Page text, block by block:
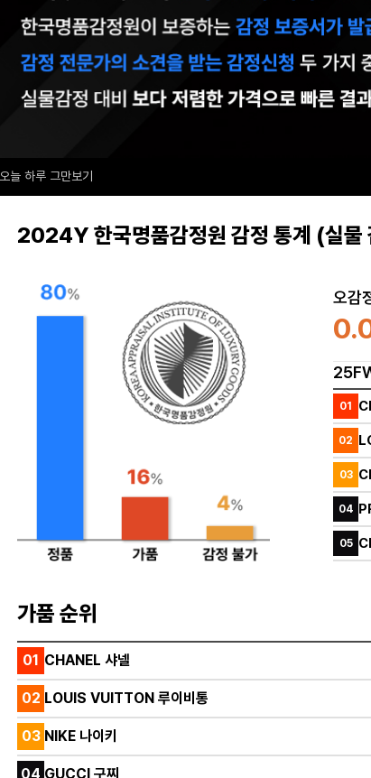
오늘 하루 그만보기
2024Y 한국명품감정원 감정 통계 (실물
오감
01
02
03
04
05
가품 순위
01 CHANEL 샤넬
02 LOUIS VUITTON 루이비통
03 NIKE 나이키
04 GUCCI 구찌